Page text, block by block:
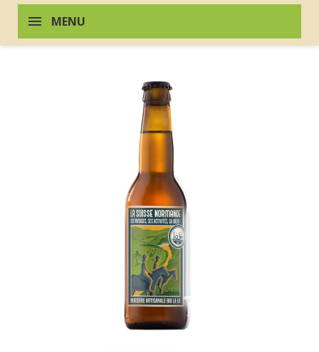
MENU